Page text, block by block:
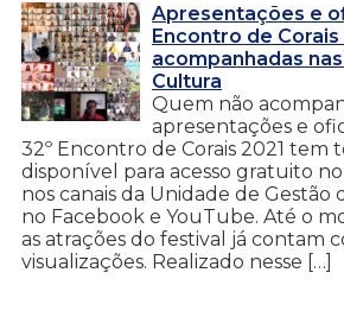
Apresentações e
Encontro de
acompanhadas
Cultura
Quem não
apresentações e
32º Encontro de Corais 2021 tem
disponível para acesso gratuito
nos canais da Unidade de Gestão
no Facebook e YouTube. Até o
as atrações do festival já contam
visualizações. Realizado nesse […]